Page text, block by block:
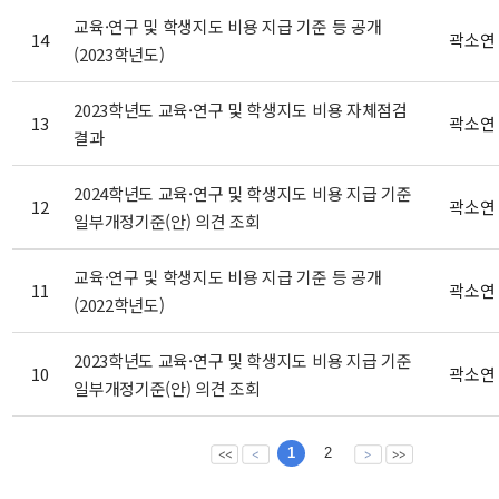
14
교육·연구 및 학생지도 비용 지급 기준 등 공개
(2023학년도)
곽소연
13
2023학년도 교육·연구 및 학생지도 비용 자체점검
결과
곽소연
12
2024학년도 교육·연구 및 학생지도 비용 지급 기준
일부개정기준(안) 의견 조회
곽소연
11
교육·연구 및 학생지도 비용 지급 기준 등 공개
(2022학년도)
곽소연
10
2023학년도 교육·연구 및 학생지도 비용 지급 기준
일부개정기준(안) 의견 조회
곽소연
1 2